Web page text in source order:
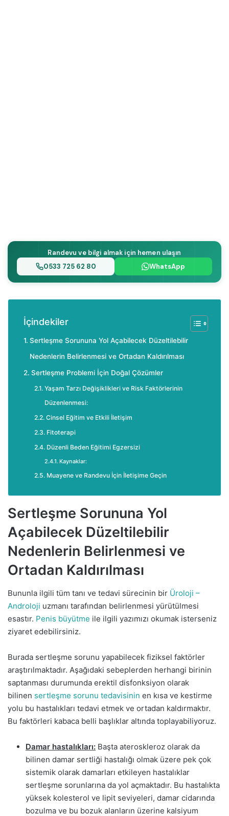
Randevu ve bilgi almak için hemen ulaşın
0533 725 62 80
WhatsApp
İçindekiler
Sertleşme Sorununa Yol Açabilecek Düzeltilebilir
Nedenlerin Belirlenmesi ve Ortadan Kaldırılması
Sertleşme Problemi İçin Doğal Çözümler
Yaşam Tarzı Değişiklikleri ve Risk Faktörlerinin
Düzenlenmesi:
Cinsel Eğitim ve Etkili İletişim
Fitoterapi
Düzenli Beden Eğitimi Egzersizi
Kaynaklar:
Muayene ve Randevu İçin İletişime Geçin
Sertleşme Sorununa Yol
Açabilecek Düzeltilebilir
Nedenlerin Belirlenmesi ve
Ortadan Kaldırılması
Bununla ilgili tüm tanı ve tedavi sürecinin bir Üroloji –
Androloji uzmanı tarafından belirlenmesi yürütülmesi
esastır. Penis büyütme ile ilgili yazımızı okumak isterseniz
ziyaret edebilirsiniz.
Burada sertleşme sorunu yapabilecek fiziksel faktörler
araştırılmaktadır. Aşağıdaki sebeplerden herhangi birinin
saptanması durumunda erektil disfonksiyon olarak
bilinen sertleşme sorunu tedavisinin en kısa ve kestirme
yolu bu hastalıkları tedavi etmek ve ortadan kaldırmaktır.
Bu faktörleri kabaca belli başlıklar altında toplayabiliyoruz.
Damar hastalıkları: Başta ateroskleroz olarak da
bilinen damar sertliği hastalığı olmak üzere pek çok
sistemik olarak damarları etkileyen hastalıklar
sertleşme sorunlarına da yol açmaktadır. Bu hastalıkta
yüksek kolesterol ve lipit seviyeleri, damar cidarında
bozulma ve bu bozuk alanların üzerine kalsiyum